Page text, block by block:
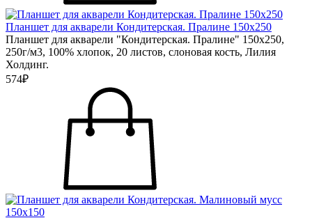
Планшет для акварели Кондитерская. Пралине 150х250
Планшет для акварели "Кондитерская. Пралине" 150х250,
250г/м3, 100% хлопок, 20 листов, слоновая кость, Лилия
Холдинг.
574₽